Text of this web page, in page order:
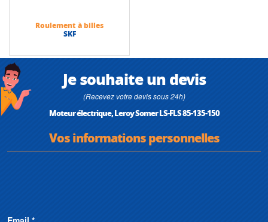
Roulement à billes
SKF
Je souhaite un devis
(Recevez votre devis sous 24h)
Moteur électrique, Leroy Somer LS-FLS 85-135-150
Vos informations personnelles